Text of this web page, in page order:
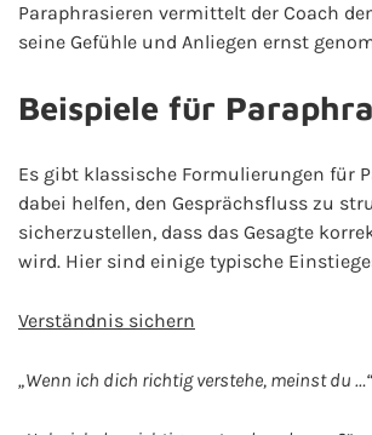
Paraphrasieren vermittelt der Coach
seine Gefühle und Anliegen ernst
Beispiele für
Es gibt klassische Formulierungen für
dabei helfen, den Gesprächsfluss zu
sicherzustellen, dass das Gesagte
wird. Hier sind einige typische
Verständnis sichern
„Wenn ich dich richtig verstehe, meinst du …“